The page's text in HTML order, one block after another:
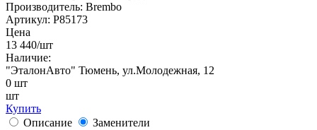
Производитель: Brembo
Артикул: P85173
Цена
13 440/шт
Наличие:
"ЭталонАвто" Тюмень, ул.Молодежная, 12
0 шт
шт
Купить
Описание
Заменители